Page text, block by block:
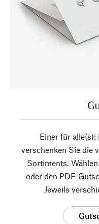
Einer für
verschenken Sie die
Sortiments.
oder den PDF-
Jeweils